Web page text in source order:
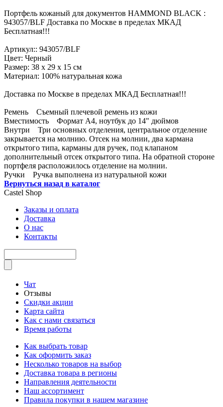
Портфель кожаный для документов HAMMOND BLACK :
943057/BLF Доставка по Москве в пределах МКАД
Бесплатная!!!
Артикул:: 943057/BLF
Цвет: Черный
Размер: 38 х 29 х 15 см
Материал: 100% натуральная кожа
Доставка по Москве в пределах МКАД Бесплатная!!!
Ремень Съемный плечевой ремень из кожи
Вместимость Формат А4, ноутбук до 14" дюймов
Внутри Три основных отделения, центральное отделение
закрывается на молнию. Отсек на молнии, два кармана
открытого типа, карманы для ручек, под клапаном
дополнительный отсек открытого типа. На обратной стороне
портфеля расположилось отделение на молнии.
Ручки Ручка выполнена из натуральной кожи
Вернуться назад в каталог
Castel Shop
Заказы и оплата
Доставка
О нас
Контакты
Чат
Отзывы
Скидки акции
Карта сайта
Как с нами связаться
Время работы
Как выбрать товар
Как оформить заказ
Несколько товаров на выбор
Доставка товара в регионы
Направления деятельности
Наш ассортимент
Правила покупки в нашем магазине